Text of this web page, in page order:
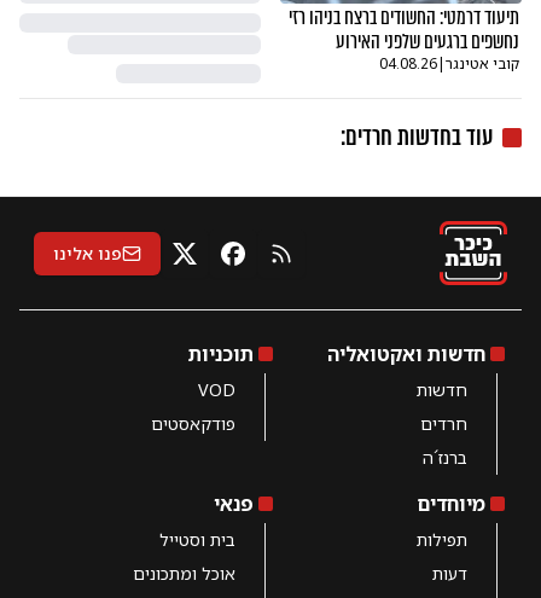
תיעוד דרמטי: החשודים ברצח בניהו רזי
נחשפים ברגעים שלפני האירוע
קובי אטינגר|
04.08.26
עוד בחדשות חרדים:
RSS פייסבוק
X פנו אלינו
חדשות ואקטואליה
חדשות
חרדים
ברנז´ה
תוכניות
VOD
פודקאסטים
מיוחדים
תפילות
דעות
פנאי
בית וסטייל
אוכל ומתכונים